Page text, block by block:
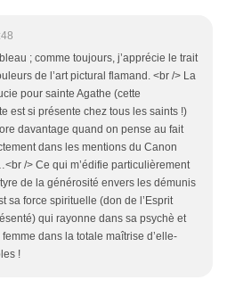
; comme toujours, j’apprécie le trait
de l’art pictural flamand. <br /> La
pour sainte Agathe (cette
est si présente chez tous les saints !)
davantage quand on pense au fait
dans les mentions du Canon
/> Ce qui m’édifie particulièrement
de la générosité envers les démunis
sa force spirituelle (don de l’Esprit
qui rayonne dans sa psychè et
dans la totale maîtrise d’elle-
!